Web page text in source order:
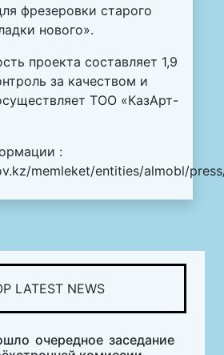
фрезеровки старого
нового».
проекта составляет 1,9
за качеством и
ТОО «КазАрт-
:
memleket/entities/almobl/
LATEST NEWS
очередное заседание